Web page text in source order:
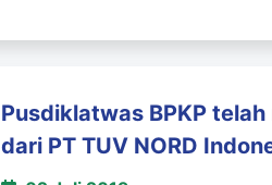
Pusdiklatwas BPKP
dari PT TUV NORD